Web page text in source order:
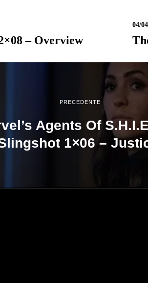
– Overview
04/
PRECEDENTE
Agents Of
1×06 –